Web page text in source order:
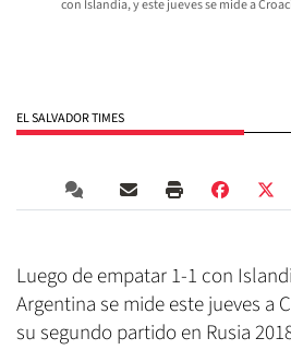
con Islandia, y este jueves se mide a
EL SALVADOR TIMES
Luego de empatar 1-1 con
Argentina se mide este jueves a
su segundo partido en Rusia